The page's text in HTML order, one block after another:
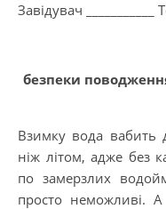
Завідувач
безпеки
Взимку вода вабить
ніж літом, адже без
по замерзлих
просто неможливі. А